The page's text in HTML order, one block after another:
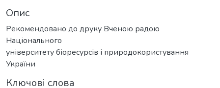
Опис
Рекомендовано до друку Вченою радою
Національного
університету біоресурсів і природокористування
України
Ключові слова